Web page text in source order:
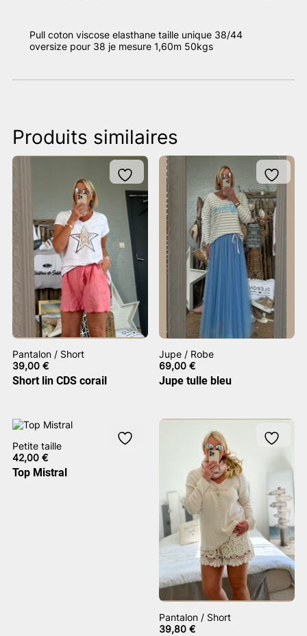
Pull coton viscose elasthane taille unique 38/44
oversize pour 38 je mesure 1,60m 50kgs
Produits similaires
Pantalon / Short
39,00 €
Short lin CDS corail
Jupe / Robe
69,00€
Jupe tulle bleu
Petite taille
42,00 €
Top Mistral
Pantalon / Short
39,80€